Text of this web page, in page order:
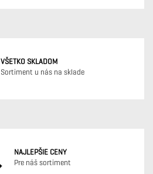
VŠETKO SKLADOM
Sortiment u nás na sklade
NAJLEPŠIE CENY
Pre náš sortiment